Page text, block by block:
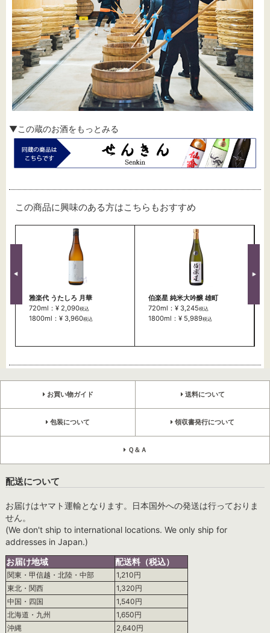
▼この蔵のお酒をもっとみる
この商品に興味のある方はこちらもおすすめ
雅楽代 うたしろ 月華
720ml：¥ 2,090税込
1800ml：¥ 3,960税込
伯楽星 純米大吟醸 雄町
720ml：¥ 3,245税込
1800ml：¥ 5,989税込
お買い物ガイド 送料について
包装について 領収書発行について
Ｑ＆Ａ
配送について
お届けはヤマト運輸となります。日本国外への発送は行っておりま
せん。
(We don't ship to international locations. We only ship for
addresses in Japan.)
お届け地域
配送料（税込）
関東・甲信越・北陸・中部
1,210円
東北・関西
1,320円
中国・四国
1,540円
北海道・九州
1,650円
沖縄
2,640円